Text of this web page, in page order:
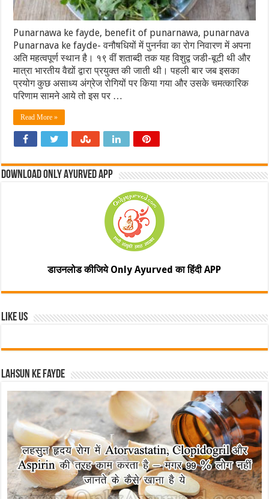
Punarnawa ke fayde, benefit of punarnawa, punarnava
Punarnava ke fayde- वनौषधियों में पुनर्नवा का रोग निवारण में अपना
अति महत्वपूर्ण स्थान है। १९ वीं शताब्दी तक यह विशुद्व जडी-बूटी थी और
मात्रा भारतीय वैद्यों द्वारा प्रयुक्त की जाती थी। पहली बार जब इसका
प्रयोग कुछ असाध्य अंग्रेज रोगियों पर किया गया और उसके चमत्कारिक
परिणाम सामने आये तो इस पर …
Read More »
Download Only Ayurved App
डाउनलोड कीजिये Only Ayurved का हिंदी APP
Like Us
Lahsun ke fayde